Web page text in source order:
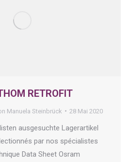
RETROFIT
Manuela Steinbrück 28 Mai 2020
ausgesuchte Lagerartikel
par nos spécialistes
Data Sheet Osram